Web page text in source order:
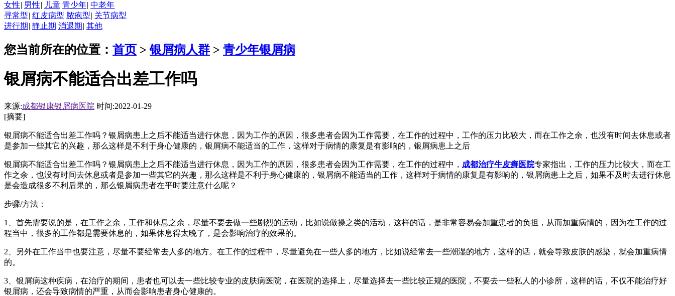
女性| 男性| 儿童 青少年| 中老年
寻常型| 红皮病型 脓疱型| 关节病型
进行期 | 静止期 消退期 | 其他
您当前所在的位置： 首页 >银屑病人群 > 青少年银屑病
银屑病不能适合出差工作吗
来源:成都银康银屑病医院 时间:2022-01-29
[摘要]
银屑病不能适合出差工作吗？银屑病患上之后不能适当进行休息，因为工作的原因，很多患者会因为工作需要，在工作的过程中，工作的压力比较大，而在工作之余，也没有时间去休息或者
是参加一些其它的兴趣，那么这样是不利于身心健康的，银屑病不能适当的工作，这样对于病情的康复是有影响的，银屑病患上之后
银屑病不能适合出差工作吗？银屑病患上之后不能适当进行休息，因为工作的原因，很多患者会因为工作需要，在工作的过程中， 成都治疗牛皮癣医院专家指出，工作的压力比较大，而在工
作之余，也没有时间去休息或者是参加一些其它的兴趣，那么这样是不利于身心健康的，银屑病不能适当的工作，这样对于病情的康复是有影响的，银屑病患上之后，如果不及时去进行休息
是会造成很多不利后果的，那么银屑病患者在平时要注意什么呢？
步骤/方法：
1、首先需要说的是，在工作之余，工作和休息之余，尽量不要去做一些剧烈的运动，比如说做操之类的活动，这样的话，是非常容易会加重患者的负担，从而加重病情的，因为在工作的过
程当中，很多的工作都是需要休息的，如果休息得太晚了，是会影响治疗的效果的。
2、另外在工作当中也要注意，尽量不要经常去人多的地方。在工作的过程中，尽量避免在一些人多的地方，比如说经常去一些潮湿的地方，这样的话，就会导致皮肤的感染，就会加重病情
的。
3、银屑病这种疾病，在治疗的期间，患者也可以去一些比较专业的皮肤病医院，在医院的选择上，尽量选择去一些比较正规的医院，不要去一些私人的小诊所，这样的话，不仅不能治疗好
银屑病，还会导致病情的严重，从而会影响患者身心健康的。